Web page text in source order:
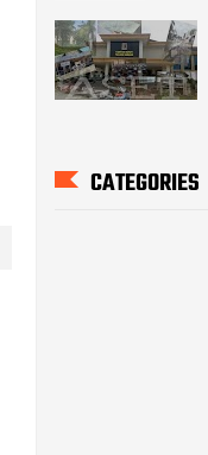
CATEGORIES